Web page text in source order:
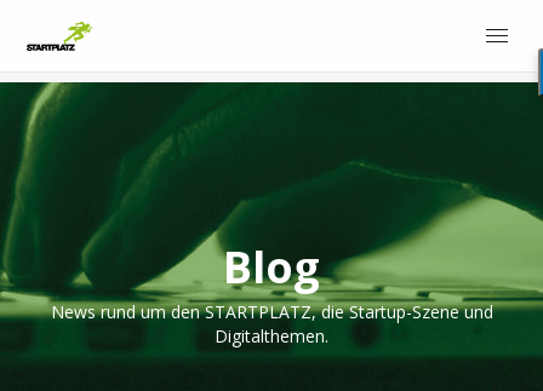
Blog
News rund um den STARTPLATZ, die Startup-Szene und
Digitalthemen.